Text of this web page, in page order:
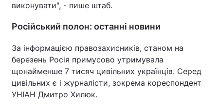
виконувати", - пише штаб.
Російський полон: останні новини
За інформацією правозахисників, станом на
березень Росія примусово утримувала
щонайменше 7 тисяч цивільних українців. Серед
цивільних є і журналісти, зокрема кореспондент
УНІАН Дмитро Хилюк.